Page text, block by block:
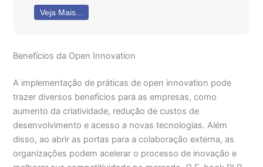
Veja Mais...
Benefícios da Open Innovation
A implementação de práticas de open innovation pode
trazer diversos benefícios para as empresas, como
aumento da criatividade, redução de custos de
desenvolvimento e acesso a novas tecnologias. Além
disso, ao abrir as portas para a colaboração externa, as
organizações podem acelerar o processo de inovação e